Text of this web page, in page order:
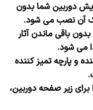
دوربین شما بدون
آن نصب می شود.
باقی ماندن آثار
می شود.
و پارچه تمیز کننده
همراه با یک جفت فیلم محافظ PET برای زیر صفحه دوربین،